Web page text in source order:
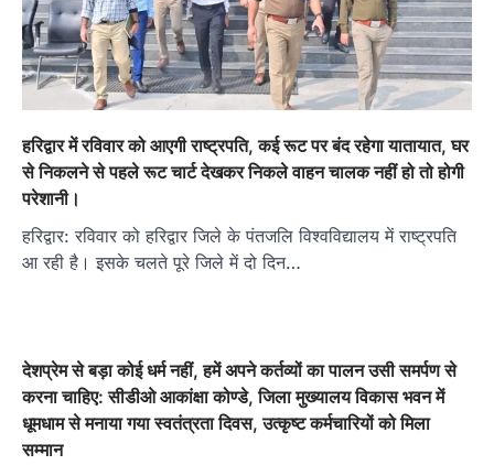
हरिद्वार में रविवार को आएगी राष्ट्रपति, कई रूट पर बंद रहेगा यातायात, घर
से निकलने से पहले रूट चार्ट देखकर निकले वाहन चालक नहीं हो तो होगी
परेशानी।
हरिद्वार: रविवार को हरिद्वार जिले के पंतजलि विश्वविद्यालय में राष्ट्रपति
आ रही है। इसके चलते पूरे जिले में दो दिन…
देशप्रेम से बड़ा कोई धर्म नहीं, हमें अपने कर्तव्यों का पालन उसी समर्पण से
करना चाहिए: सीडीओ आकांक्षा कोण्डे, जिला मुख्यालय विकास भवन में
धूमधाम से मनाया गया स्वतंत्रता दिवस, उत्कृष्ट कर्मचारियों को मिला
सम्मान